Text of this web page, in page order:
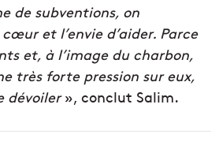
de subventions, on
et l’envie d’aider. Parce
et, à l’image du charbon,
très forte pression sur eux,
dévoiler», conclut Salim.